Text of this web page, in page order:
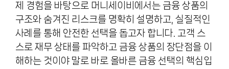
제 경험을 바탕으로 머니세이비에서는 금융 상품의
구조와 숨겨진 리스크를 명확히 설명하고, 실질적인
사례를 통해 안전한 선택을 돕고자 합니다. 고객 스
스로 재무 상태를 파악하고 금융 상품의 장단점을 이
해하는 것이야 말로 바로 올바른 금융 선택의 핵심입